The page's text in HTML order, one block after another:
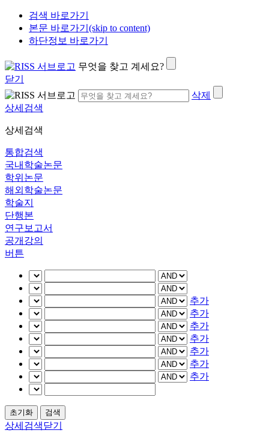
검색 바로가기
본문 바로가기(skip to content)
하단정보 바로가기
무엇을 찾고 계세요?
닫기
삭제
상세검색
상세검색
통합검색
국내학술논문
학위논문
해외학술논문
학술지
단행본
연구보고서
공개강의
버튼
추가
추가
추가
추가
추가
추가
추가
상세검색닫기